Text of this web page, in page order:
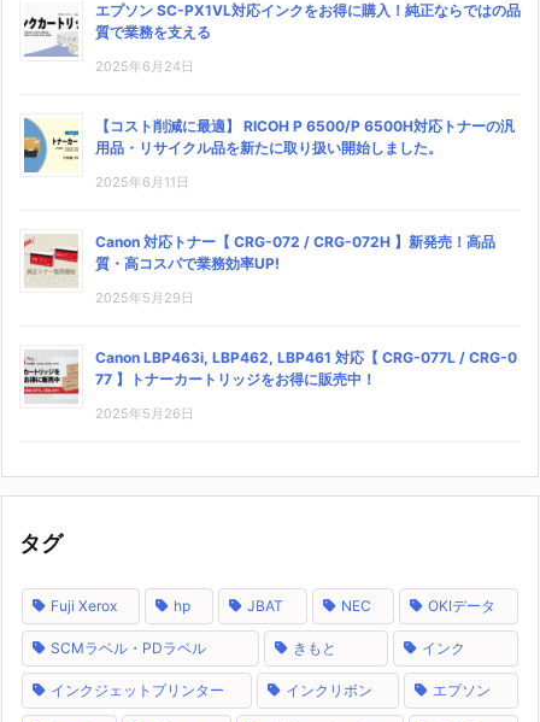
エプソン SC-PX1VL対応インクをお得に購入！純正ならではの品
質で業務を支える
2025年6月24日
【コスト削減に最適】 RICOH P 6500/P 6500H対応トナーの汎
用品・リサイクル品を新たに取り扱い開始しました。
2025年6月11日
Canon 対応トナー【 CRG-072 / CRG-072H 】新発売！高品
質・高コスパで業務効率UP!
2025年5月29日
Canon LBP463i, LBP462, LBP461 対応【 CRG-077L / CRG-0
77 】トナーカートリッジをお得に販売中！
2025年5月26日
タグ
Fuji Xerox hp JBAT NEC OKIデータ
SCMラベル・PDラベル きもと インク
インクジェットプリンター インクリボン エプソン